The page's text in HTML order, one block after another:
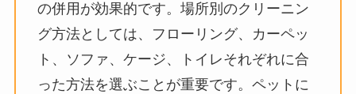
の併用が効果的です。場所別のクリーニン
グ方法としては、フローリング、カーペッ
ト、ソファ、ケージ、トイレそれぞれに合
った方法を選ぶことが重要です。ペットに